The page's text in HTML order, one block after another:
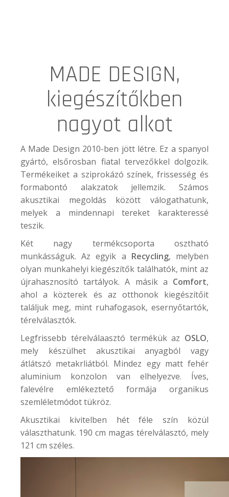
MADE DESIGN,
kiegészítőkben
nagyot alkot
A Made Design 2010-ben jött létre. Ez a spanyol
gyártó, elsőrosban fiatal tervezőkkel dolgozik.
Termékeiket a sziprokázó színek, frissesség és
formabontó alakzatok jellemzik. Számos
akusztikai megoldás között válogathatunk,
melyek a mindennapi tereket karakteressé
teszik.
Két nagy termékcsoporta osztható
munkásságuk. Az egyik a Recycling, melyben
olyan munkahelyi kiegészítők találhatók, mint az
újrahasznosító tartályok. A másik a Comfort,
ahol a közterek és az otthonok kiegészítőit
találjuk meg, mint ruhafogasok, esernyőtartók,
térelválasztók.
Legfrissebb térelválaasztó termékük az OSLO,
mely készülhet akusztikai anyagból vagy
átlátszó metakrliátból. Mindez egy matt fehér
aluminium konzolon van elhelyezve. Íves,
falevélre emlékeztető formája organikus
szemléletmódot tükröz.
Akusztikai kivitelben hét féle szín közül
választhatunk. 190 cm magas térelválasztó, mely
121 cm széles.